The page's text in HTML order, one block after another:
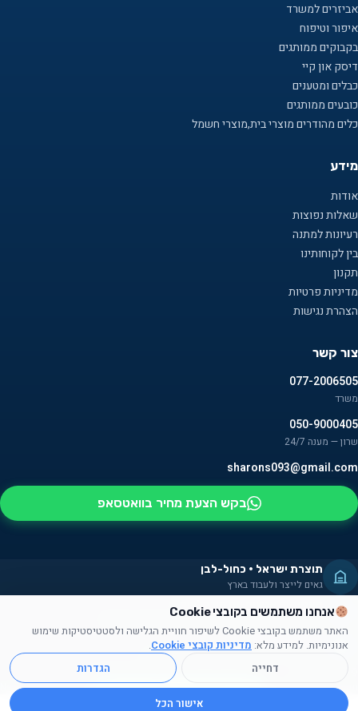
אביזרים למשרד
איפור וטיפוח
בקבוקים ממותגים
דיסק און קיי
כבלים ומטענים
כובעים ממותגים
כלים מהודרים מוצרי בית,מוצרי חשמל
מידע
אודות
שאלות נפוצות
רעיונות למתנה
בין לקוחותינו
תקנון
מדיניות פרטיות
הצהרת נגישות
צור קשר
077-2006505
משרד
050-9000405
שרון — מענה 24/7
sharons093@gmail.com
בקש הצעת מחיר בוואטסאפ
תוצרת ישראל · כחול-לבן
גאים לייצר ולעבוד בארץ
מעסיקים אנשים עם מוגבלויות
חלק מהמוצרים מורכבים על ידם — שילוב אמיתי בקהילה
תרומה לקהילה
תורמים זמן, מוצרים ועזרה לקהילה הישראלית
תקנון·מדיניות פרטיות·עוגיות·נגישות אתר נבנה על ידיסוכנות Nexo
אנחנו יכולים לעזור לכם למצוא
את מה שאתם צריכים
אנחנו משתמשים בקובצי Cookie
האתר משתמש בקובצי Cookie לשיפור חוויית הגלישה ולסטטיסטיקות שימוש
אנונימיות. למידע מלא: מדיניות קובצי Cookie
.
דחייה
הגדרות
אישור הכל